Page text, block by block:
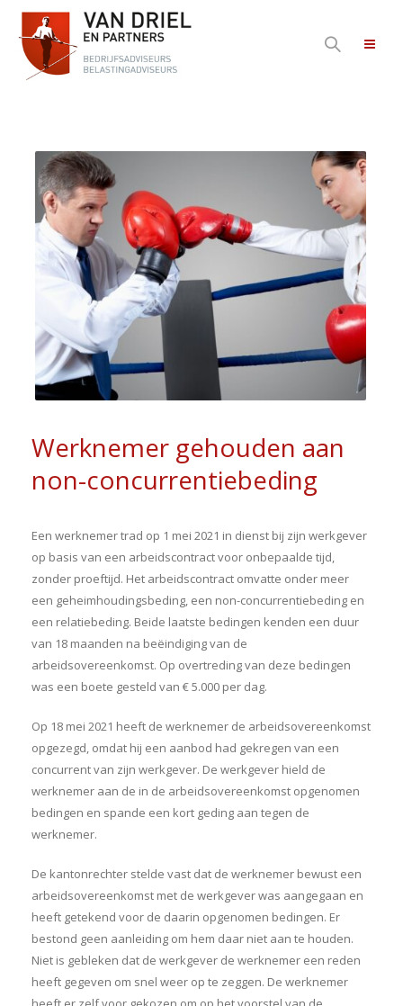
Werknemer gehouden aan
non-concurrentiebeding
Een werknemer trad op 1 mei 2021 in dienst bij zijn werkgever
op basis van een arbeidscontract voor onbepaalde tijd,
zonder proeftijd. Het arbeidscontract omvatte onder meer
een geheimhoudingsbeding, een non-concurrentiebeding en
een relatiebeding. Beide laatste bedingen kenden een duur
van 18 maanden na beëindiging van de
arbeidsovereenkomst. Op overtreding van deze bedingen
was een boete gesteld van € 5.000 per dag.
Op 18 mei 2021 heeft de werknemer de arbeidsovereenkomst
opgezegd, omdat hij een aanbod had gekregen van een
concurrent van zijn werkgever. De werkgever hield de
werknemer aan de in de arbeidsovereenkomst opgenomen
bedingen en spande een kort geding aan tegen de
werknemer.
De kantonrechter stelde vast dat de werknemer bewust een
arbeidsovereenkomst met de werkgever was aangegaan en
heeft getekend voor de daarin opgenomen bedingen. Er
bestond geen aanleiding om hem daar niet aan te houden.
Niet is gebleken dat de werkgever de werknemer een reden
heeft gegeven om snel weer op te zeggen. De werknemer